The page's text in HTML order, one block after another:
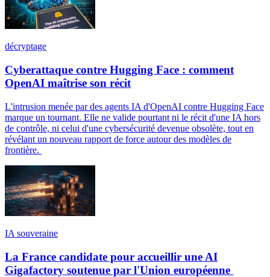
décryptage
Cyberattaque contre Hugging Face : comment
OpenAI maîtrise son récit
L'intrusion menée par des agents IA d'OpenAI contre Hugging Face
marque un tournant. Elle ne valide pourtant ni le récit d'une IA hors
de contrôle, ni celui d'une cybersécurité devenue obsolète, tout en
révélant un nouveau rapport de force autour des modèles de
frontière.
IA souveraine
La France candidate pour accueillir une AI
Gigafactory soutenue par l'Union européenne